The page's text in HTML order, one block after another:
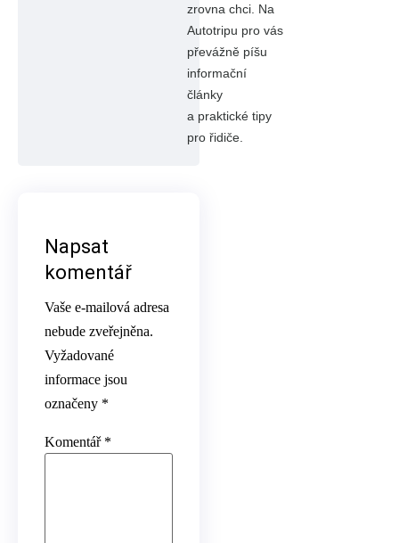
zrovna chci. Na
Autotripu pro vás
převážně píšu
informační
články
a praktické tipy
pro řidiče.
Napsat
komentář
Vaše e-mailová adresa
nebude zveřejněna.
Vyžadované
informace jsou
označeny *
Komentář *